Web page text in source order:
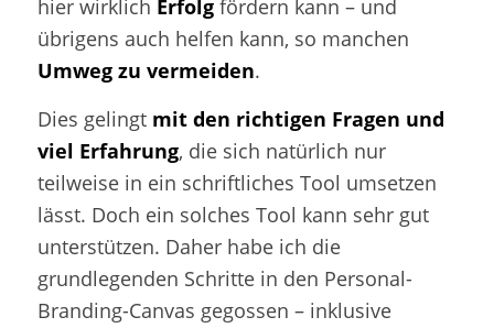
hier wirklich Erfolgfördern kann – und
übrigens auch helfen kann, so manchen
Umweg zu vermeiden.
Dies gelingt mit den richtigen Fragen und
viel Erfahrung, die sich natürlich nur
teilweise in ein schriftliches Tool umsetzen
lässt. Doch ein solches Tool kann sehr gut
unterstützen. Daher habe ich die
grundlegenden Schritte in den Personal-
Branding-Canvas gegossen – inklusive